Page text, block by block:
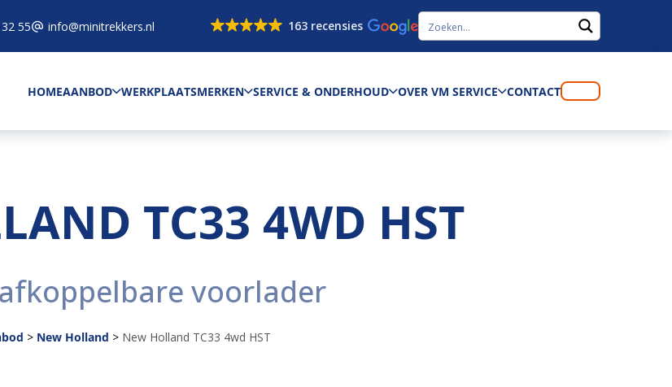
55 info@minitrekkers.nl 163 recensies
HOMEAANBOD WERKPLAATSMERKEN SERVICE & ONDERHOUD OVER VM SERVICE CONTACT
TC33 4WD HST
voorlader
> New Holland > New Holland TC33 4wd HST